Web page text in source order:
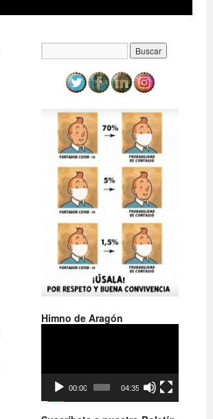
Himno de Aragón
00:00 04:35